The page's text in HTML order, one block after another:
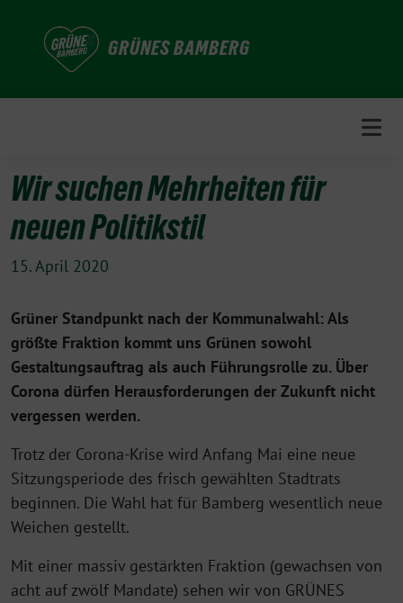
GRÜNES BAMBERG
Wir suchen Mehrheiten für
neuen Politikstil
15. April 2020
Grüner Standpunkt nach der Kommunalwahl: Als
größte Fraktion kommt uns Grünen sowohl
Gestaltungsauftrag als auch Führungsrolle zu. Über
Corona dürfen Herausforderungen der Zukunft nicht
vergessen werden.
Trotz der Corona-Krise wird Anfang Mai eine neue
Sitzungsperiode des frisch gewählten Stadtrats
beginnen. Die Wahl hat für Bamberg wesentlich neue
Weichen gestellt.
Mit einer massiv gestärkten Fraktion (gewachsen von
acht auf zwölf Mandate) sehen wir von GRÜNES